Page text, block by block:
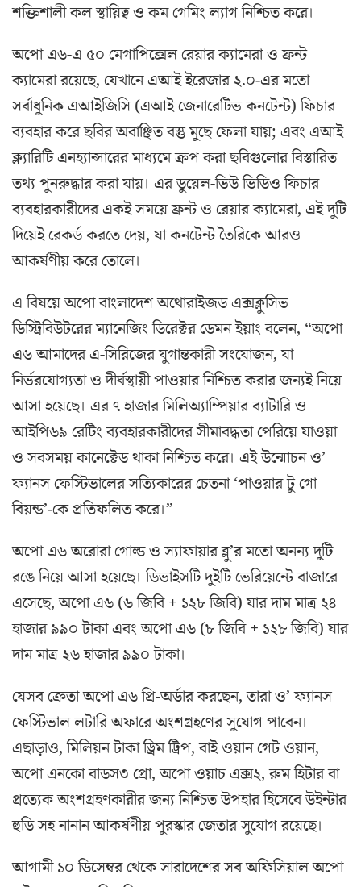
শক্তিশালী কল স্থায়িত্ব ও কম গেমিং ল্যাগ নিশ্চিত করে।
অপো এ৬-এ ৫০ মেগাপিক্সেল রেয়ার ক্যামেরা ও ফ্রন্ট
ক্যামেরা রয়েছে, যেখানে এআই ইরেজার ২.০-এর মতো
সর্বাধুনিক এআইজিসি (এআই জেনারেটিভ কনটেন্ট) ফিচার
ব্যবহার করে ছবির অবাঞ্ছিত বস্তু মুছে ফেলা যায়; এবং এআই
ক্ল্যারিটি এনহ্যান্সারের মাধ্যমে ক্রপ করা ছবিগুলোর বিস্তারিত
তথ্য পুনরুদ্ধার করা যায়। এর ডুয়েল-ভিউ ভিডিও ফিচার
ব্যবহারকারীদের একই সময়ে ফ্রন্ট ও রেয়ার ক্যামেরা, এই দুটি
দিয়েই রেকর্ড করতে দেয়, যা কনটেন্ট তৈরিকে আরও
আকর্ষণীয় করে তোলে।
এ বিষয়ে অপো বাংলাদেশ অথোরাইজড এক্সক্লুসিভ
ডিস্ট্রিবিউটরের ম্যানেজিং ডিরেক্টর ডেমন ইয়াং বলেন, “অপো
এ৬ আমাদের এ-সিরিজের যুগান্তকারী সংযোজন, যা
নির্ভরযোগ্যতা ও দীর্ঘস্থায়ী পাওয়ার নিশ্চিত করার জন্যই নিয়ে
আসা হয়েছে। এর ৭ হাজার মিলিঅ্যাম্পিয়ার ব্যাটারি ও
আইপি৬৯ রেটিং ব্যবহারকারীদের সীমাবদ্ধতা পেরিয়ে যাওয়া
ও সবসময় কানেক্টেড থাকা নিশ্চিত করে। এই উন্মোচন ও’
ফ্যানস ফেস্টিভালের সত্যিকারের চেতনা ‘পাওয়ার টু গো
বিয়ন্ড’-কে প্রতিফলিত করে।”
অপো এ৬ অরোরা গোল্ড ও স্যাফায়ার ব্লু’র মতো অনন্য দুটি
রঙে নিয়ে আসা হয়েছে। ডিভাইসটি দুইটি ভেরিয়েন্টে বাজারে
এসেছে, অপো এ৬ (৬ জিবি + ১২৮ জিবি) যার দাম মাত্র ২৪
হাজার ৯৯০ টাকা এবং অপো এ৬ (৮ জিবি + ১২৮ জিবি) যার
দাম মাত্র ২৬ হাজার ৯৯০ টাকা।
যেসব ক্রেতা অপো এ৬ প্রি-অর্ডার করছেন, তারা ও’ ফ্যানস
ফেস্টিভাল লটারি অফারে অংশগ্রহণের সুযোগ পাবেন।
এছাড়াও, মিলিয়ন টাকা ড্রিম ট্রিপ, বাই ওয়ান গেট ওয়ান,
অপো এনকো বাডস৩ প্রো, অপো ওয়াচ এক্স২, রুম হিটার বা
প্রত্যেক অংশগ্রহণকারীর জন্য নিশ্চিত উপহার হিসেবে উইন্টার
হুডি সহ নানান আকর্ষণীয় পুরস্কার জেতার সুযোগ রয়েছে।
আগামী ১০ ডিসেম্বর থেকে সারাদেশের সব অফিসিয়াল অপো